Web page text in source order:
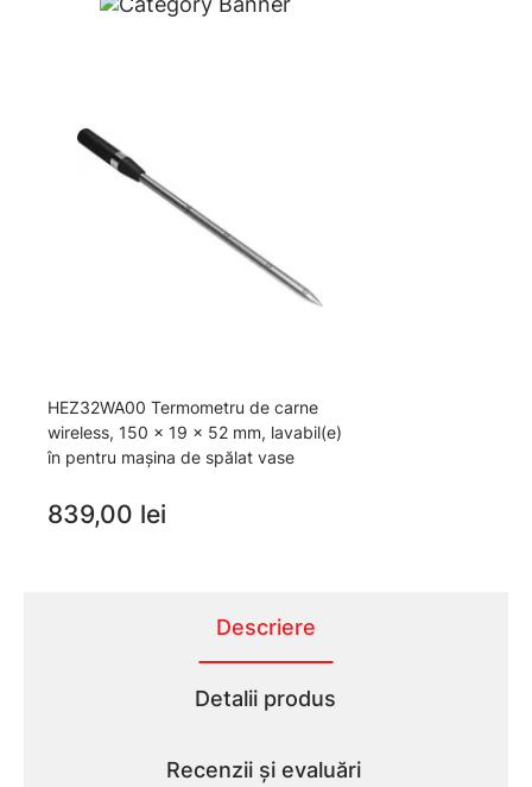
HEZ32WA00 Termometru de carne
wireless, 150 x 19 x 52 mm, lavabil(e)
în pentru mașina de spălat vase
839,00 lei
Descriere
Detalii produs
Recenzii și evaluări